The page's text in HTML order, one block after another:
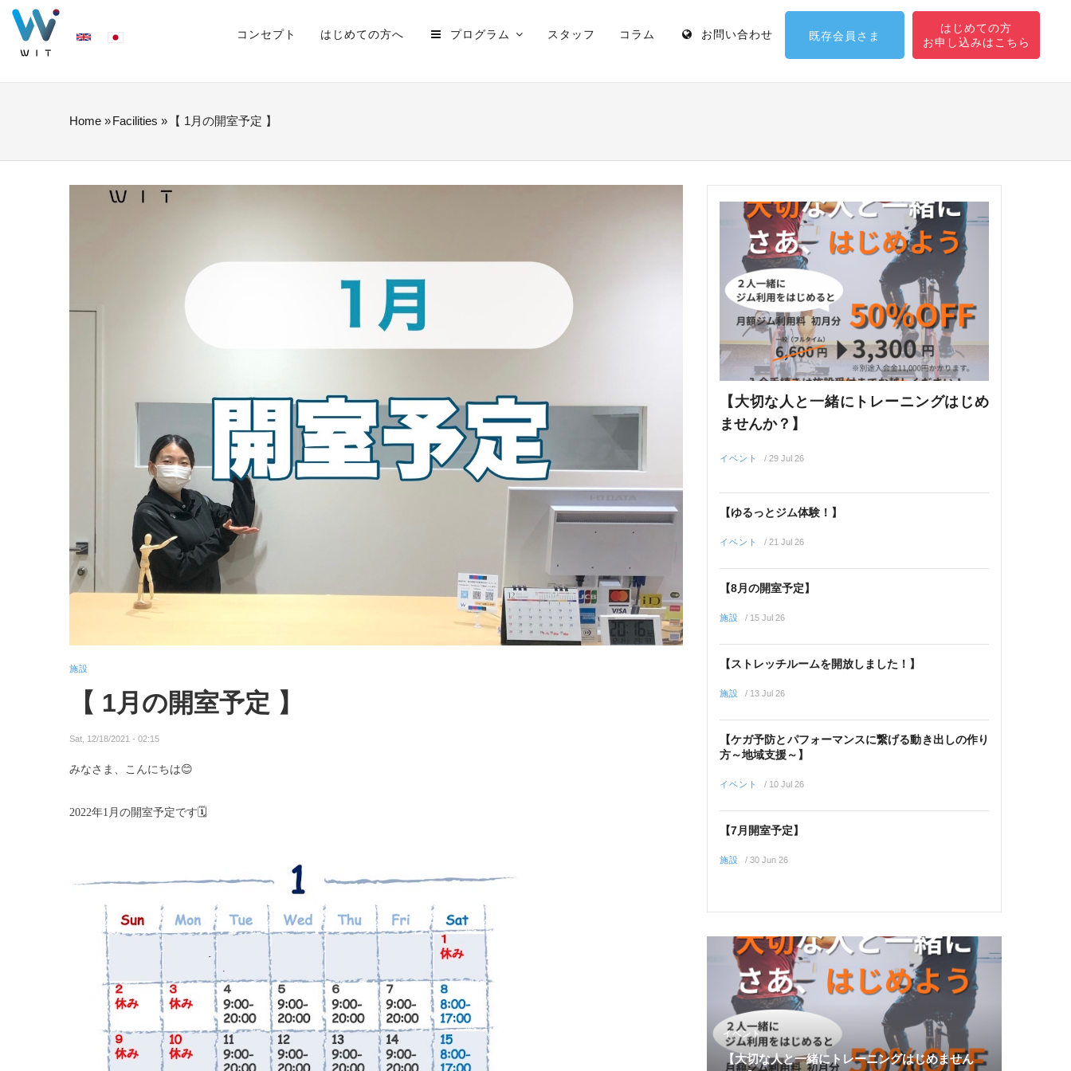
Skip
NAVIGATION
コンセプト はじめての方へ プログラム スタッフ コラム お問い合わせ 既存会員さま
はじめての方
BREADCRUMB
Home »Facilities » 【 1月の開室予定 】
施設
【 1月の開室予定 】
Sat, 12/18/2021 - 02:15
みなさま、こんにちは😊
2022年1月の開室予定です 🗓
【大切な人と一緒にトレーニングはじめ
ませんか？】
イベント / 29 Jul 26
【ゆるっとジム体験！】
イベント / 21 Jul 26
【8月の開室予定】
施設 / 15 Jul 26
【ストレッチルームを開放しました！】
施設 / 13 Jul 26
【ケガ予防とパフォーマンスに繋げる動き出しの作り
方～地域支援～】
イベント / 10 Jul 26
【7月開室予定】
施設 / 30 Jun 26
イベント
【大切な人と一緒にトレーニングはじめません